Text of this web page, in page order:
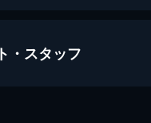
ースキン
・スタッフ